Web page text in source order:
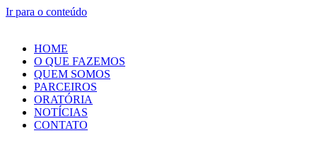
Ir para o conteúdo
HOME
O QUE FAZEMOS
QUEM SOMOS
PARCEIROS
ORATÓRIA
NOTÍCIAS
CONTATO